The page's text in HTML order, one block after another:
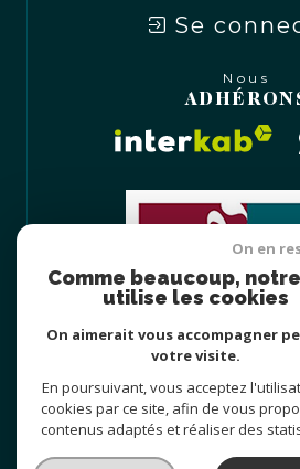
Se
Nous
© 2026 | TOUS DROITS RÉSERVÉS |
NOS HONORAIRES
PLAN DU SITE
NOS LIENS
POLITIQUE RGPD
On en
Comme beaucoup,
utilise les cookies
On aimerait vous accompagner
votre visite.
En poursuivant, vous acceptez
cookies par ce site, afin de vous
contenus adaptés et réaliser des